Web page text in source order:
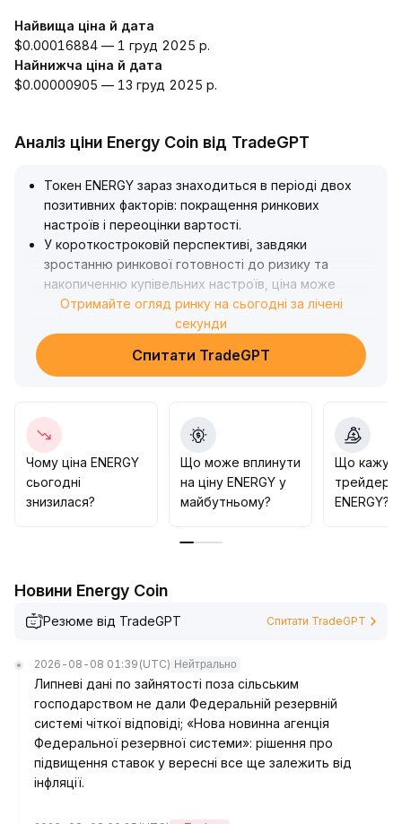
Найвища ціна й дата
$0.00016884 — 1 груд 2025 р.
Найнижча ціна й дата
$0.00000905 — 13 груд 2025 р.
Аналіз ціни Energy Coin від TradeGPT
Токен ENERGY зараз знаходиться в періоді двох
позитивних факторів: покращення ринкових
настроїв і переоцінки вартості.
У короткостроковій перспективі, завдяки
зростанню ринкової готовності до ризику та
накопиченню купівельних настроїв, ціна може
спробувати прорвати ключовий рівень опору
(рекомендуємо звернути увагу на успішний прорив
у діапазоні 5
перспективі, позитивні дослідження щодо ESG в
галузі зменшують суперечки щодо
енергоспоживання, створюючи основу для
легалізації токена та визнання його внутрішньої
цінності
зберігається, рекомендуємо ретельно слідкувати
У разі успішного прориву верхньої межі діапазону з
підвищенням обсягів торгів можливе нарощування
використовувати нижню межу 4
60 як орієнтир для стоп-лосу
Отримайте огляд ринку на сьогодні за лічені
секунди
Спитати TradeGPT
Чому ціна ENERGY
сьогодні
знизилася?
Що може вплинути
на ціну ENERGY у
майбутньому?
Що
трейдери
ENERGY?
Новини Energy Coin
Резюме від TradeGPT Спитати TradeGPT
2026-08-08 01:39 (UTC) Нейтрально
Липневі дані по зайнятості поза сільським
господарством не дали Федеральній резервній
системі чіткої відповіді; «Нова новинна агенція
Федеральної резервної системи»: рішення про
підвищення ставок у вересні все ще залежить від
інфляції.